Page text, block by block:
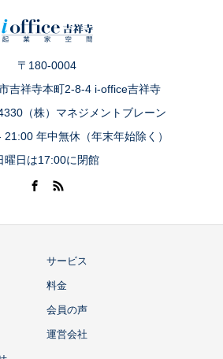
〒180-0004
吉祥寺本町2-8-4 i-office吉祥寺
（株）マネジメントブレーン
年中無休（年末年始除く）
曜日は17:00に閉館
サービス
料金
会員の声
運営会社